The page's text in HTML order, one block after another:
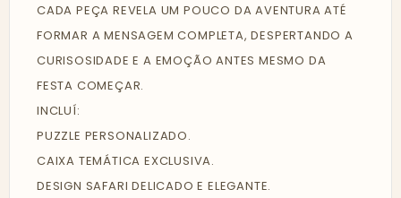
CADA PEÇA REVELA UM POUCO DA AVENTURA ATÉ
FORMAR A MENSAGEM COMPLETA, DESPERTANDO A
CURISOSIDADE E A EMOÇÃO ANTES MESMO DA
FESTA COMEÇAR.
INCLUÍ:
PUZZLE PERSONALIZADO.
CAIXA TEMÁTICA EXCLUSIVA.
DESIGN SAFARI DELICADO E ELEGANTE.